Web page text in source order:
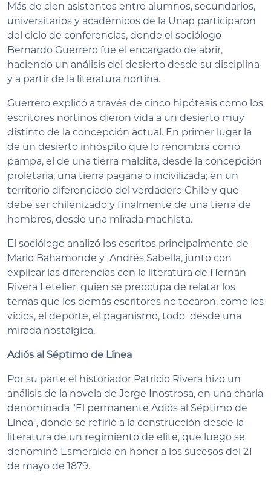
Más de cien asistentes entre alumnos, secundarios,
universitarios y académicos de la Unap participaron
del ciclo de conferencias, donde el sociólogo
Bernardo Guerrero fue el encargado de abrir,
haciendo un análisis del desierto desde su disciplina
y a partir de la literatura nortina.
Guerrero explicó a través de cinco hipótesis como los
escritores nortinos dieron vida a un desierto muy
distinto de la concepción actual. En primer lugar la
de un desierto inhóspito que lo renombra como
pampa, el de una tierra maldita, desde la concepción
proletaria; una tierra pagana o incivilizada; en un
territorio diferenciado del verdadero Chile y que
debe ser chilenizado y finalmente de una tierra de
hombres, desde una mirada machista.
El sociólogo analizó los escritos principalmente de
Mario Bahamonde y Andrés Sabella, junto con
explicar las diferencias con la literatura de Hernán
Rivera Letelier, quien se preocupa de relatar los
temas que los demás escritores no tocaron, como los
vicios, el deporte, el paganismo, todo desde una
mirada nostálgica.
Adiós al Séptimo de Línea
Por su parte el historiador Patricio Rivera hizo un
análisis de la novela de Jorge Inostrosa, en una charla
denominada "El permanente Adiós al Séptimo de
Línea", donde se refirió a la construcción desde la
literatura de un regimiento de elite, que luego se
denominó Esmeralda en honor a los sucesos del 21
de mayo de 1879.